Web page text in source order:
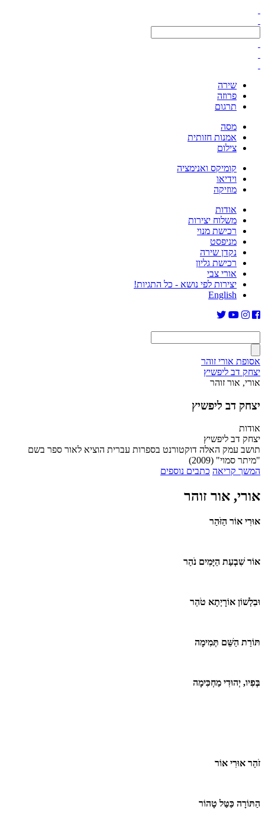
שירה
פרוזה
תרגום
מסה
אמנות חזותית
צילום
קומיקס ואנימציה
וידיאו
מוזיקה
אודות
משלוח יצירות
רכישת מנוי
מניפסט
נקדן שירה
רכישת גליון
אורי צבי
יצירות לפי נושא - כל התגיות!
English
אסופת אורי זוהר
יצחק דב ליפשיץ
אורי, אור זוהר
יצחק דב ליפשיץ
אודות
יצחק דב ליפשיץ
תושב עמק האלה דוקטורנט בספרות עברית הוציא לאור ספר בשם
"מיתר סמוי" (2009)
המשך קריאה כתבים נוספים
אורי, אור זוהר
אוּרִי אוֹר הַזֹּהַר
אוֹר שִׁבְעַת הַיָּמִים נֹהַר
וּבִלְשׁוֹן אוֹרָיְתָא טֹהַר
תּוֹרַת הַשֵּׁם תְּמִימָה
בְּפִיו, יְהוּדִי מַחְכִּימָה
זֹהַר אוּרִי אוֹר
הַתּוֹרָה כַּטַּל טָהוֹר